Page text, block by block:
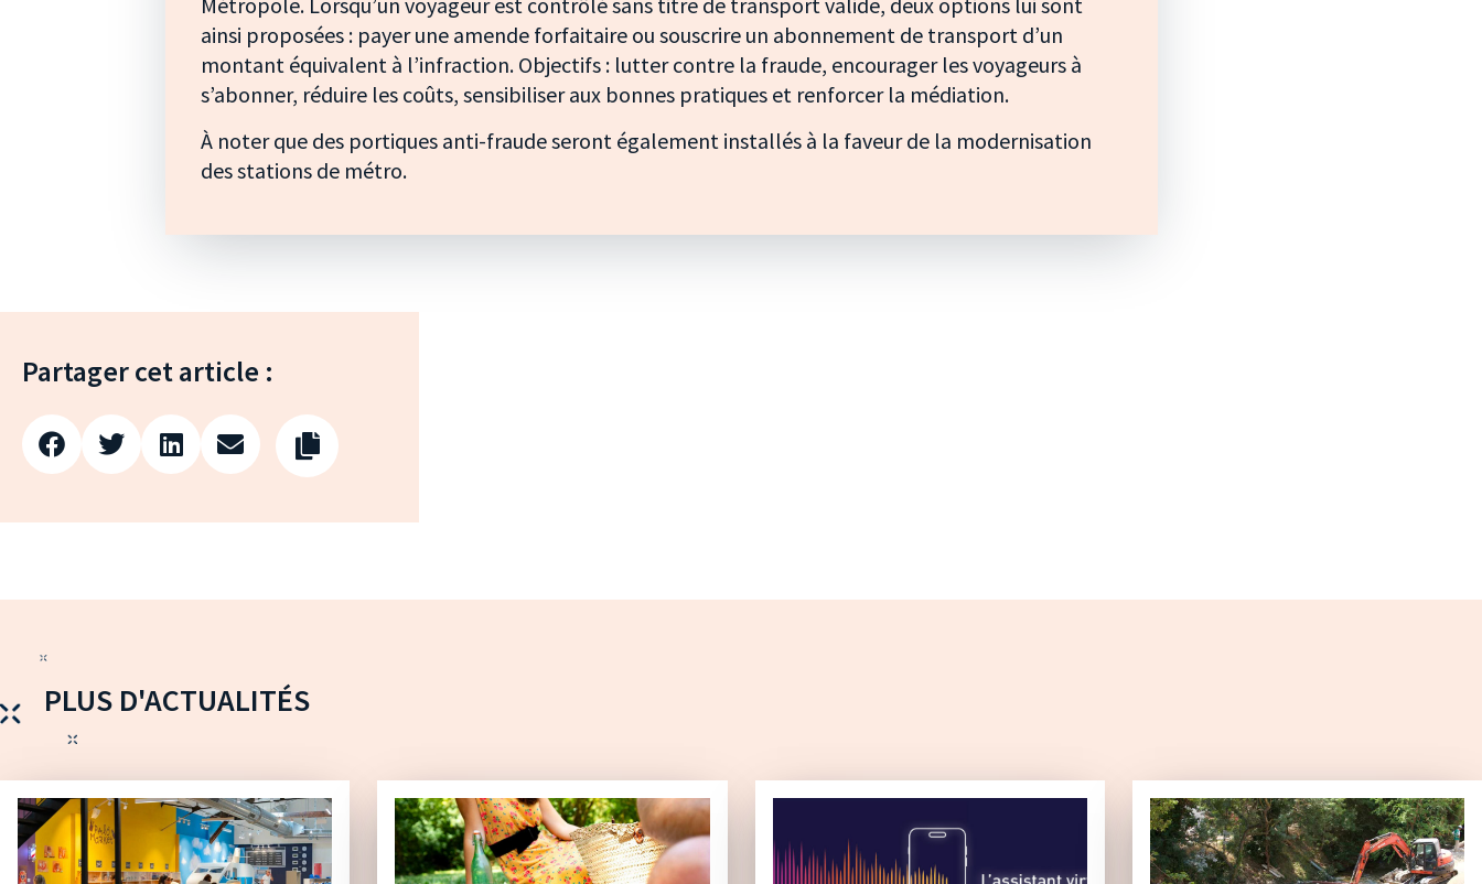
ainsi proposées : payer une amende forfaitaire ou souscrire un abonnement de transport d’un
montant équivalent à l’infraction. Objectifs : lutter contre la fraude, encourager les voyageurs à
s’abonner, réduire les coûts, sensibiliser aux bonnes pratiques et renforcer la médiation.
À noter que des portiques anti-fraude seront également installés à la faveur de la modernisation
des stations de métro.
Partager cet article :
PLUS D'ACTUALITÉS